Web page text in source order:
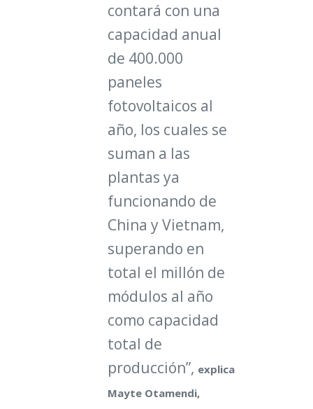
contará con una
capacidad anual
de 400.000
paneles
fotovoltaicos al
año, los cuales se
suman a las
plantas ya
funcionando de
China y Vietnam,
superando en
total el millón de
módulos al año
como capacidad
total de
producción”, explica
Mayte Otamendi,